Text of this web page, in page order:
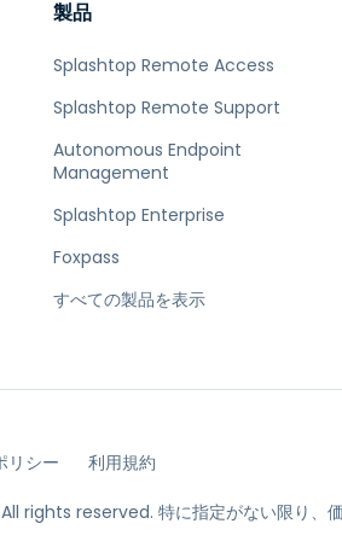
製品
Splashtop Remote Access
Splashtop Remote Support
Autonomous Endpoint
Management
Splashtop Enterprise
Foxpass
すべての製品を表示
リシー 利用規約
rights reserved. 特に指定がない限り、